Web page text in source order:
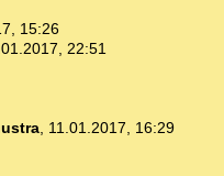
15:26
22:51
, 11.01.2017, 16:29